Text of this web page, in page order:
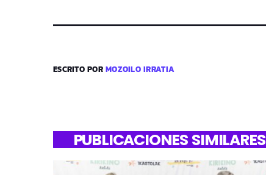
ESCRITO PORMOZOILO IRRATIA
PUBLICACIONES SIMILARES